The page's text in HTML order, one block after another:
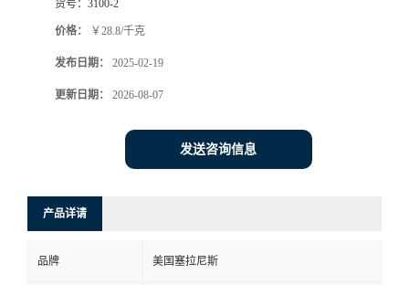
货号： 3100-2
价格： ￥28.8/千克
发布日期： 2025-02-19
更新日期： 2026-08-07
发送咨询信息
产品详请
品牌 美国塞拉尼斯